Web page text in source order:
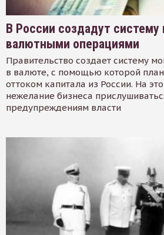
В России создадут систему
валютными операциями
Правительство создает систему
в валюте, с помощью которой
оттоком капитала из России. На
нежелание бизнеса
предупреждениям власти